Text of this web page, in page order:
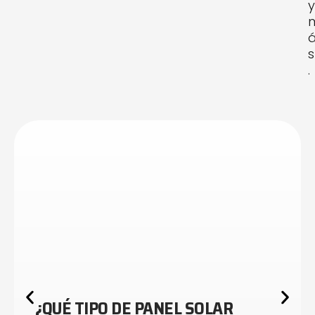
y
s
.
¿QUÉ TIPO DE PANEL SOLAR